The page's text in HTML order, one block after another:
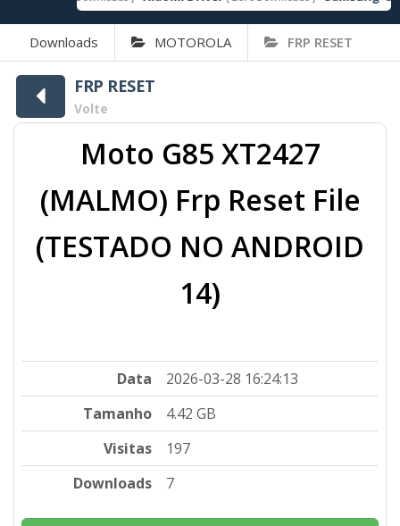
Downloads MOTOROLA FRP RESET
FRP RESET
Volte
Moto G85 XT2427
(MALMO) Frp Reset File
(TESTADO NO ANDROID
14)
Data
2026-03-28 16:24:13
Tamanho
4.42 GB
Visitas
197
Downloads
7